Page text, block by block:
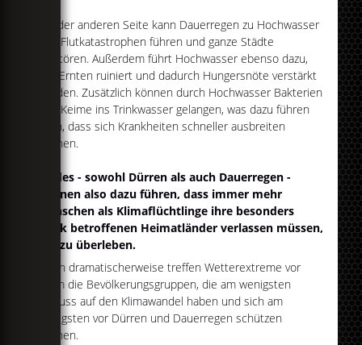
Auf der anderen Seite kann Dauerregen zu Hochwasser
und Flutkatastrophen führen und ganze Städte
zerstören. Außerdem führt Hochwasser ebenso dazu,
das Ernten ruiniert und dadurch Hungersnöte verstärkt
werden. Zusätzlich können durch Hochwasser Bakterien
und Keime ins Trinkwasser gelangen, was dazu führen
kann, dass sich Krankheiten schneller ausbreiten
können.
Beides - sowohl Dürren als auch Dauerregen -
können also dazu führen, dass immer mehr
Menschen als Klimaflüchtlinge ihre besonders
stark betroffenen Heimatländer verlassen müssen,
um zu überleben.
Denn dramatischerweise treffen Wetterextreme vor
allem die Bevölkerungsgruppen, die am wenigsten
Einfluss auf den Klimawandel haben und sich am
wenigsten vor Dürren und Dauerregen schützen
können.